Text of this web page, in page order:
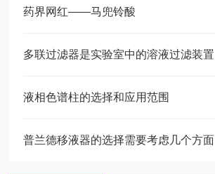
药界网红——马兜铃酸
多联过滤器是实验室中的溶液过滤装置
液相色谱柱的选择和应用范围
普兰德移液器的选择需要考虑几个方面